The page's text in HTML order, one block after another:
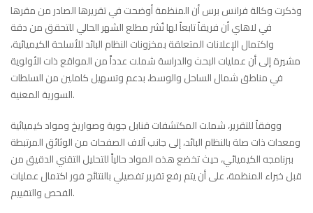
وذكرت وكالة فرانس برس أن المنظمة أوضحت في تقريرها الصادر من مقرها
في لاهاي أن فريقاً تابعاً لها نُشر مطلع الشهر الحالي للتحقق من دقة
واكتمال الإعلانات المتعلقة بمخزونات النظام البائد للأسلحة الكيميائية،
مشيرة إلى أن عمليات البحث والدراسة شملت عدداً من المواقع ذات الأولوية
في مناطق شمال الساحل والوسط، بدعم وتسهيل كاملين من السلطات
السورية المعنية.
ووفقاً للتقرير، شملت المكتشفات قنابل جوية وصواريخ ومواد كيميائية
ومعدات ذات صلة بالنظام البائد، إلى جانب آلاف الصفحات من الوثائق المرتبطة
ببرنامجه الكيميائي، حيث تخضع هذه المواد حالياً للتحليل التقني الدقيق من
قبل خبراء المنظمة، على أن يتم رفع تقرير تفصيلي بالنتائج فور اكتمال عمليات
الفحص والتقييم.